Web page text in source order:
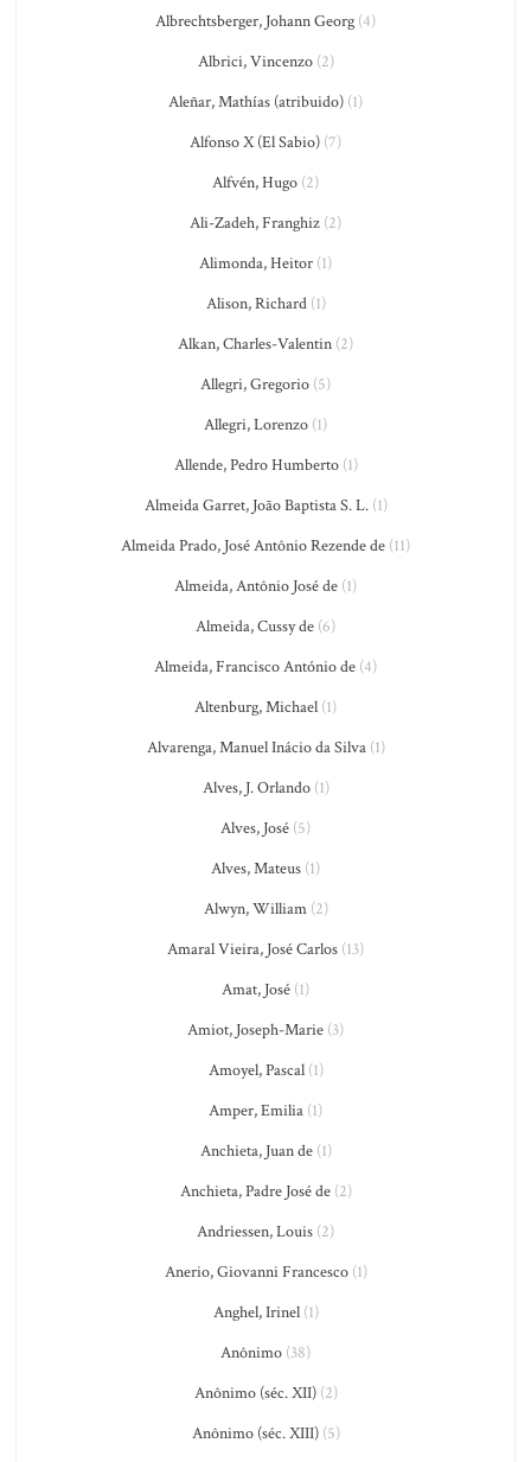
Albrechtsberger, Johann Georg (4)
Albrici, Vincenzo(2)
Aleñar, Mathías (atribuido) (1)
Alfonso X (El Sabio) (7)
Alfvén, Hugo (2)
Ali-Zadeh, Franghiz (2)
Alimonda, Heitor (1)
Alison, Richard(1)
Alkan, Charles-Valentin (2)
Allegri, Gregorio (5)
Allegri, Lorenzo (1)
Allende, Pedro Humberto(1)
Almeida Garret, João Baptista S. L.(1)
Almeida Prado, José Antônio Rezende de (11)
Almeida, Antônio José de (1)
Almeida, Cussy de (6)
Almeida, Francisco António de (4)
Altenburg, Michael (1)
Alvarenga, Manuel Inácio da Silva(1)
Alves, J. Orlando(1)
Alves, José (5)
Alves, Mateus (1)
Alwyn, William(2)
Amaral Vieira, José Carlos (13)
Amat, José (1)
Amiot, Joseph-Marie (3)
Amoyel, Pascal(1)
Amper, Emilia (1)
Anchieta, Juan de(1)
Anchieta, Padre José de(2)
Andriessen, Louis (2)
Anerio, Giovanni Francesco(1)
Anghel, Irinel(1)
Anônimo (38)
Anônimo (séc. XII)(2)
Anônimo (séc. XIII)(5)